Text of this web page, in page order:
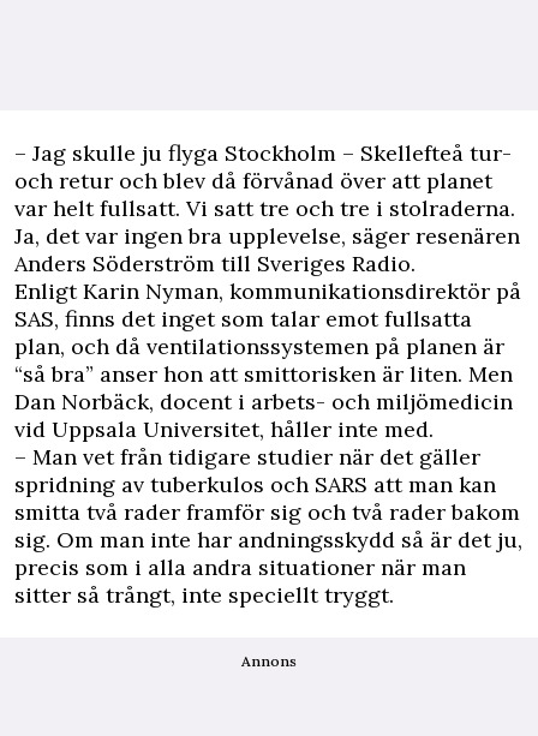
– Jag skulle ju flyga Stockholm – Skellefteå tur-
och retur och blev då förvånad över att planet
var helt fullsatt. Vi satt tre och tre i stolraderna.
Ja, det var ingen bra upplevelse, säger resenären
Anders Söderström till Sveriges Radio.
Enligt Karin Nyman, kommunikationsdirektör på
SAS, finns det inget som talar emot fullsatta
plan, och då ventilationssystemen på planen är
“så bra” anser hon att smittorisken är liten. Men
Dan Norbäck, docent i arbets- och miljömedicin
vid Uppsala Universitet, håller inte med.
– Man vet från tidigare studier när det gäller
spridning av tuberkulos och SARS att man kan
smitta två rader framför sig och två rader bakom
sig. Om man inte har andningsskydd så är det ju,
precis som i alla andra situationer när man
sitter så trångt, inte speciellt tryggt.
Annons